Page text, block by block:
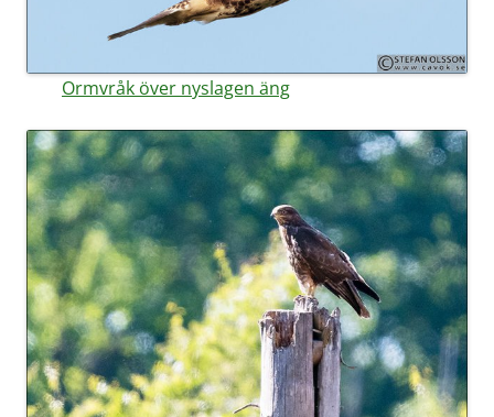
Ormvråk över nyslagen äng